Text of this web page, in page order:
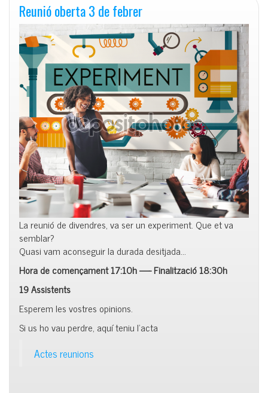
Reunió oberta 3 de febrer
La reunió de divendres, va ser un experiment. Que et va
semblar?
Quasi vam aconseguir la durada desitjada…
Hora de començament 17:10h—-Finalització 18:30h
19 Assistents
Esperem les vostres opinions.
Si us ho vau perdre, aquí teniu l’acta
Actes reunions